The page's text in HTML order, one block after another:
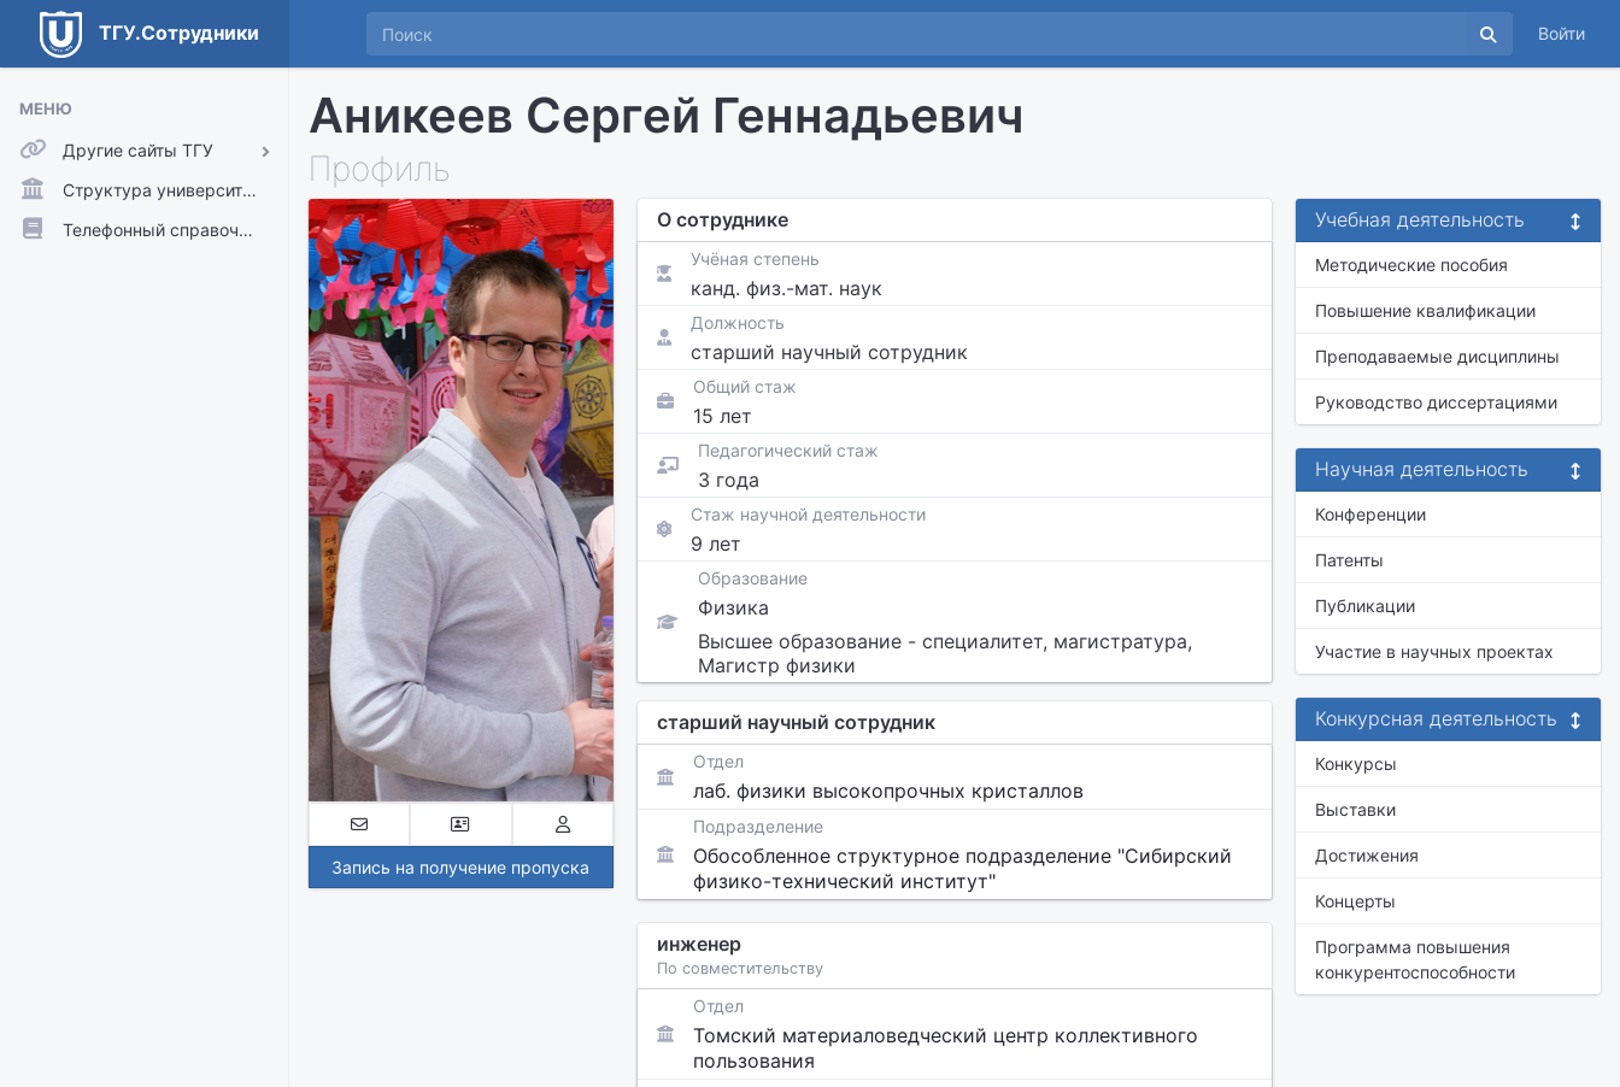
ТГУ.Сотрудники Войти
МЕНЮ
Другие сайты ТГУ
ТГУ.Аккаунты
ТГУ.Расписание
Структура университета
Телефонный справочник
Аникеев Сергей Геннадьевич
Профиль
Запись на получение пропуска
О сотруднике
Учёная степень
канд. физ.-мат. наук
Должность
старший научный сотрудник
Общий стаж
15 лет
Педагогический стаж
3 года
Стаж научной деятельности
9 лет
Образование
Физика
Высшее образование - специалитет, магистратура,
Магистр физики
старший научный сотрудник
Отдел
лаб. физики высокопрочных кристаллов
Подразделение
Обособленное структурное подразделение "Сибирский
физико-технический институт"
инженер
По совместительству
Отдел
Томский материаловедческий центр коллективного
пользования
Учебная деятельность
Методические пособия
Повышение квалификации
Преподаваемые дисциплины
Руководство диссертациями
Научная деятельность
Конференции
Патенты
Публикации
Участие в научных проектах
Конкурсная деятельность
Конкурсы
Выставки
Достижения
Концерты
Программа повышения
конкурентоспособности